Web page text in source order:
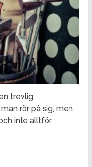
trevlig
rör på sig, men
inte alltför